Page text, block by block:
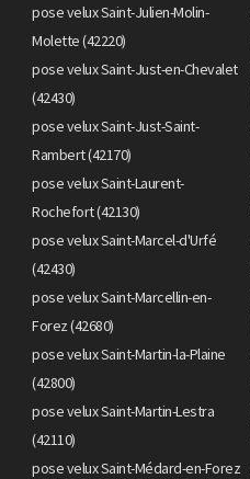
pose velux Saint-Julien-Molin-
Molette (42220)
pose velux Saint-Just-en-Chevalet
(42430)
pose velux Saint-Just-Saint-
Rambert (42170)
pose velux Saint-Laurent-
Rochefort (42130)
pose velux Saint-Marcel-d'Urfé
(42430)
pose velux Saint-Marcellin-en-
Forez (42680)
pose velux Saint-Martin-la-Plaine
(42800)
pose velux Saint-Martin-Lestra
(42110)
pose velux Saint-Médard-en-Forez